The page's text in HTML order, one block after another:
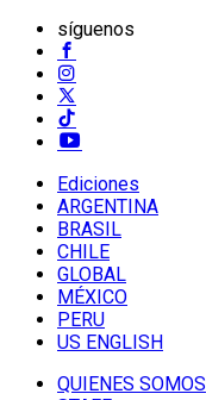
síguenos
Ediciones
ARGENTINA
BRASIL
CHILE
GLOBAL
MÉXICO
PERU
US ENGLISH
QUIENES SOMOS